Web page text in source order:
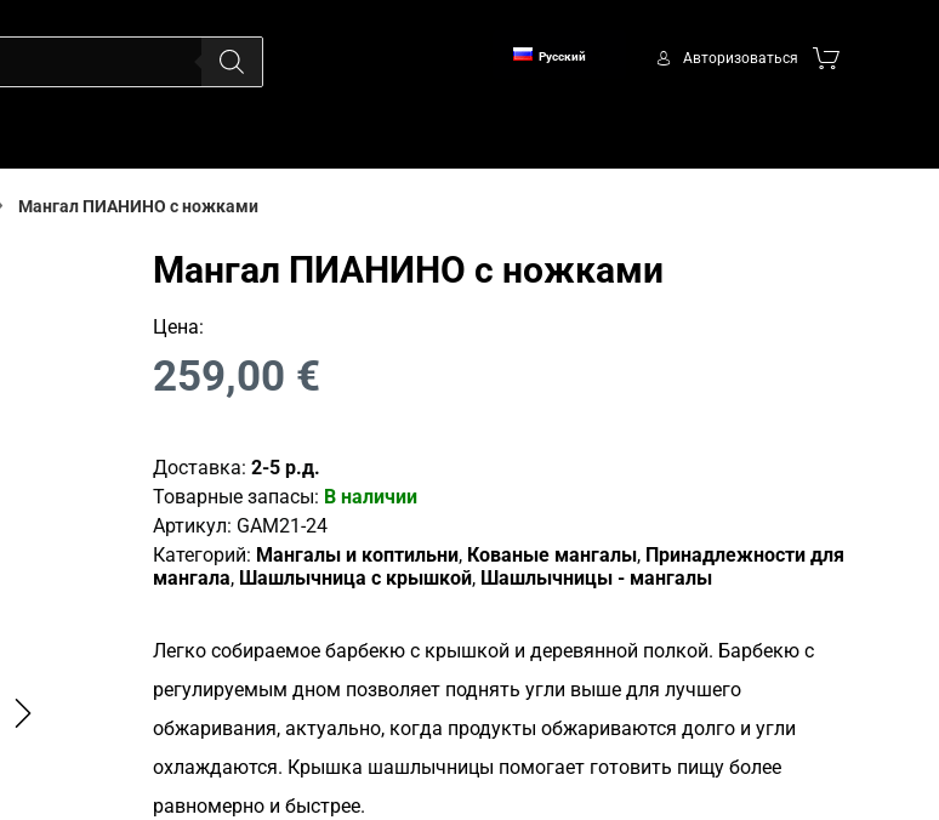
Авторизоваться
Русский
Мангал ПИАНИНО с ножками
Мангал ПИАНИНО с ножками
Цена:
259,00 €
Доставка:2-5 р.д.
Товарные запасы: В наличии
Артикул: GAM21-24
Категорий: Mангалы и коптильни, Кованые мангалы, Принадлежности для
мангала, Шашлычница с крышкой, Шашлычницы - мангалы
Легко собираемое барбекю с крышкой и деревянной полкой. Барбекю с
регулируемым дном позволяет поднять угли выше для лучшего
обжаривания, актуально, когда продукты обжариваются долго и угли
охлаждаются. Крышка шашлычницы помогает готовить пищу более
равномерно и быстрее.